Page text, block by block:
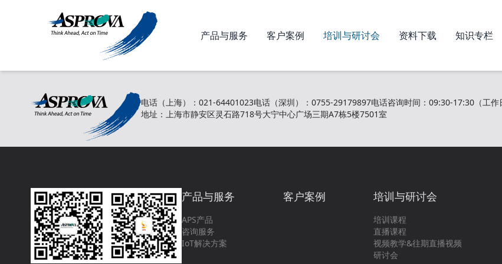
产品与服务 客户案例 培训与研讨会 资料下载 知识专栏
电话（上海）：021-64401023电话（深圳）：0755-29179897电话咨询时间：09:30-17:30（工作
地址：上海市静安区灵石路718号大宁中心广场三期A7栋5楼7501室
产品与服务
APS产品
咨询服务
IoT解决方案
客户案例 培训与研讨会
培训课程
直播课程
视频教学&往期直播视频
研讨会